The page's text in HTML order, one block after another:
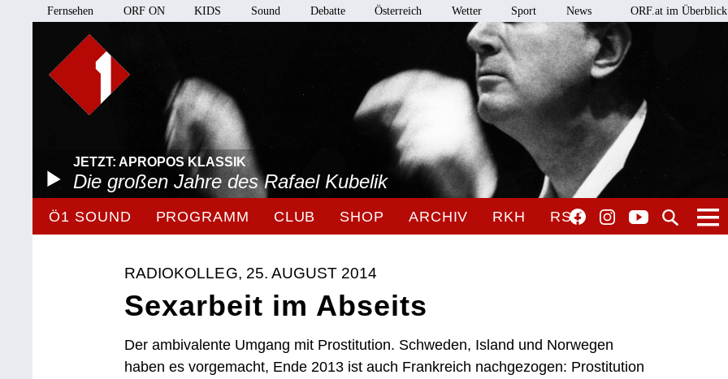
Fernsehen ORF ON KIDS Sound Debatte Österreich Wetter Sport News ORF.at im Überblick
JETZT: APROPOS KLASSIK
Die großen Jahre des Rafael Kubelik
Ö1 SOUND PROGRAMM CLUB SHOP ARCHIV RKH RSO
RADIOKOLLEG, 25. AUGUST 2014
Sexarbeit im Abseits
Der ambivalente Umgang mit Prostitution. Schweden, Island und Norwegen
haben es vorgemacht, Ende 2013 ist auch Frankreich nachgezogen: Prostitution